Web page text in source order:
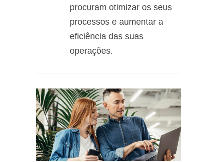
procuram otimizar os seus
processos e aumentar a
eficiência das suas
operações.